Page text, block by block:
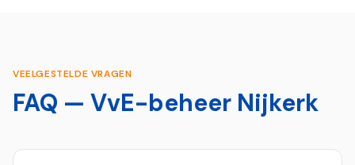
VEELGESTELDE VRAGEN
FAQ — VvE-beheer Nijkerk